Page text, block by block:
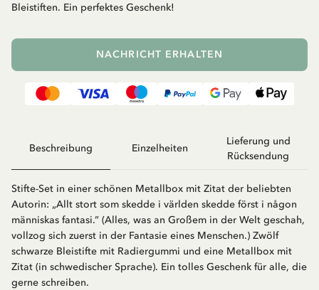
Bleistiften. Ein perfektes Geschenk!
NACHRICHT ERHALTEN
Beschreibung Einzelheiten
Lieferung und
Rücksendung
Stifte-Set in einer schönen Metallbox mit Zitat der beliebten
Autorin: „Allt stort som skedde i världen skedde först i någon
människas fantasi.” (Alles, was an Großem in der Welt geschah,
vollzog sich zuerst in der Fantasie eines Menschen.) Zwölf
schwarze Bleistifte mit Radiergummi und eine Metallbox mit
Zitat (in schwedischer Sprache). Ein tolles Geschenk für alle, die
gerne schreiben.